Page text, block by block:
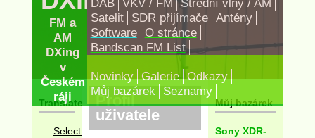
FM a
AM
DXing
v
Českém
ráji
DAB VKV / FM Střední vlny / AM
Satelit
SDR přijímače Antény
Software
O stránce
Bandscan FM List
Novinky Galerie Odkazy
Můj bazárek
Seznamy
Translate
Select Language ▼
Profil
uživatele
Můj bazárek
Sony XDR-